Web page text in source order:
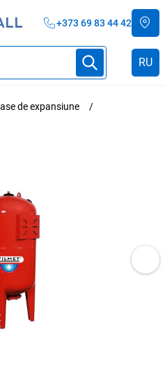
+373 69 83 44 42
RU
de expansiune